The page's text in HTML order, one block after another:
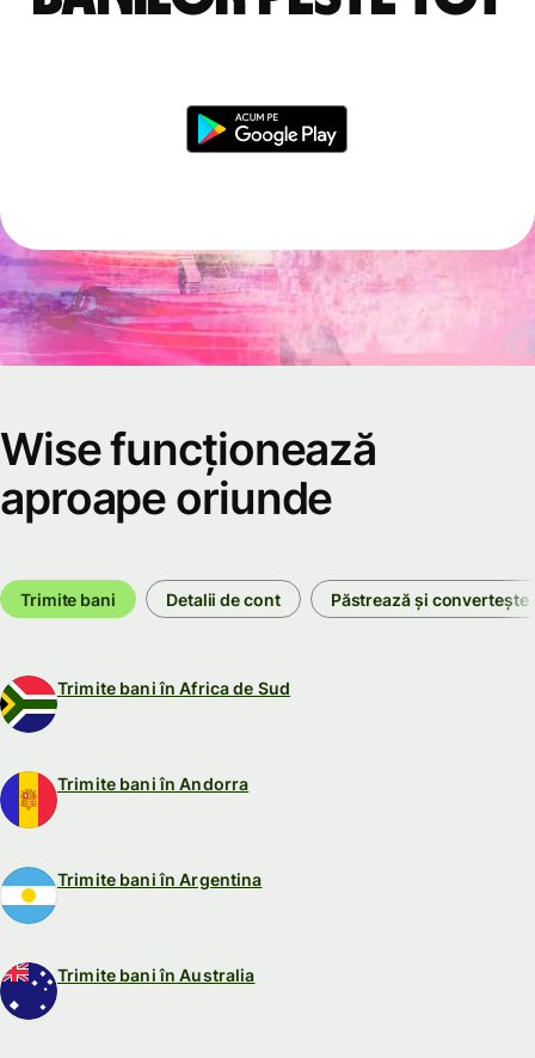
Wise funcționează
aproape oriunde
Trimite bani Detalii de cont Păstrează și convertește
Trimite bani în Africa de Sud
Trimite bani în Andorra
Trimite bani în Argentina
Trimite bani în Australia